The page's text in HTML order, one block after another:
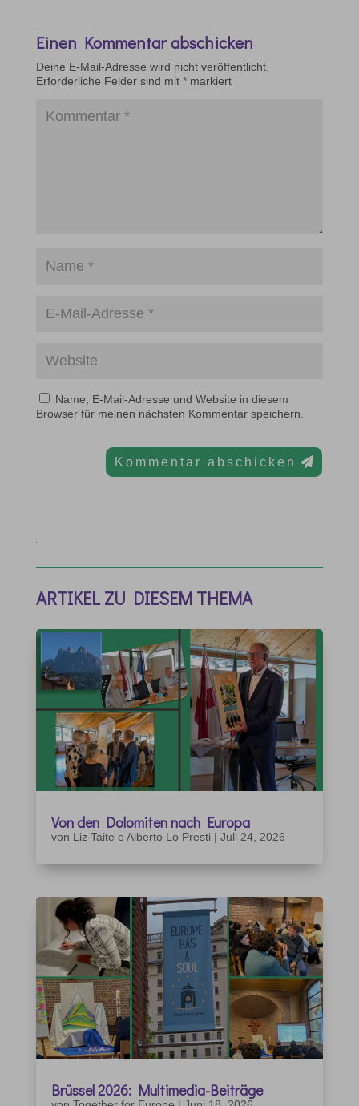
Einen Kommentar abschicken
Deine E-Mail-Adresse wird nicht veröffentlicht.
Erforderliche Felder sind mit *markiert
Name, E-Mail-Adresse und Website in diesem
Browser für meinen nächsten Kommentar speichern.
Kommentar abschicken
ARTIKEL ZU DIESEM THEMA
Von den Dolomiten nach Europa
von Liz Taite e Alberto Lo Presti | Juli 24, 2026
Brüssel 2026: Multimedia-Beiträge